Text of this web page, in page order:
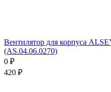
Вентилятор для корпуса
(AS.04.06.0270)
0 ₽
420 ₽